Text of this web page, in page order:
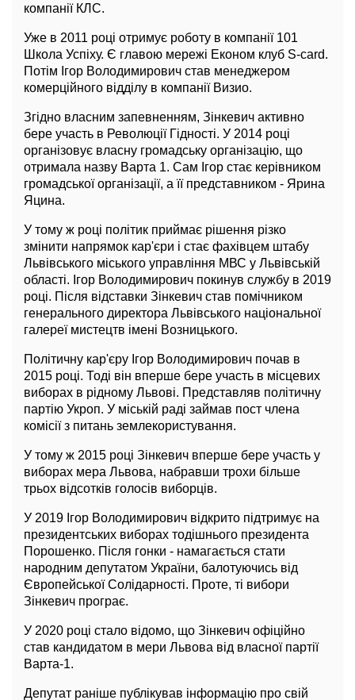
компанії КЛС.
Уже в 2011 році отримує роботу в компанії 101
Школа Успіху. Є главою мережі Економ клуб S-card.
Потім Ігор Володимирович став менеджером
комерційного відділу в компанії Визио.
Згідно власним запевненням, Зінкевич активно
бере участь в Революції Гідності. У 2014 році
організовує власну громадську організацію, що
отримала назву Варта 1. Сам Ігор стає керівником
громадської організації, а її представником - Ярина
Яцина.
У тому ж році політик приймає рішення різко
змінити напрямок кар'єри і стає фахівцем штабу
Львівського міського управління МВС у Львівській
області. Ігор Володимирович покинув службу в 2019
році. Після відставки Зінкевич став помічником
генерального директора Львівського національної
галереї мистецтв імені Возницького.
Політичну кар'єру Ігор Володимирович почав в
2015 році. Тоді він вперше бере участь в місцевих
виборах в рідному Львові. Представляв політичну
партію Укроп. У міській раді займав пост члена
комісії з питань землекористування.
У тому ж 2015 році Зінкевич вперше бере участь у
виборах мера Львова, набравши трохи більше
трьох відсотків голосів виборців.
У 2019 Ігор Володимирович відкрито підтримує на
президентських виборах тодішнього президента
Порошенко. Після гонки - намагається стати
народним депутатом України, балотуючись від
Європейської Солідарності. Проте, ті вибори
Зінкевич програє.
У 2020 році стало відомо, що Зінкевич офіційно
став кандидатом в мери Львова від власної партії
Варта-1.
Депутат раніше публікував інформацію про свій